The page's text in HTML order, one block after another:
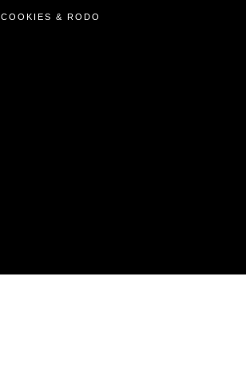
COOKIES & RODO